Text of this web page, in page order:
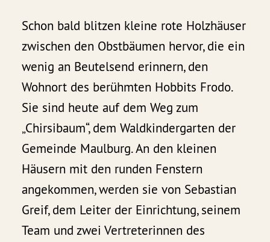
Schon bald blitzen kleine rote Holzhäuser
zwischen den Obstbäumen hervor, die ein
wenig an Beutelsend erinnern, den
Wohnort des berühmten Hobbits Frodo.
Sie sind heute auf dem Weg zum
„Chirsibaum“, dem Waldkindergarten der
Gemeinde Maulburg. An den kleinen
Häusern mit den runden Fenstern
angekommen, werden sie von Sebastian
Greif, dem Leiter der Einrichtung, seinem
Team und zwei Vertreterinnen des